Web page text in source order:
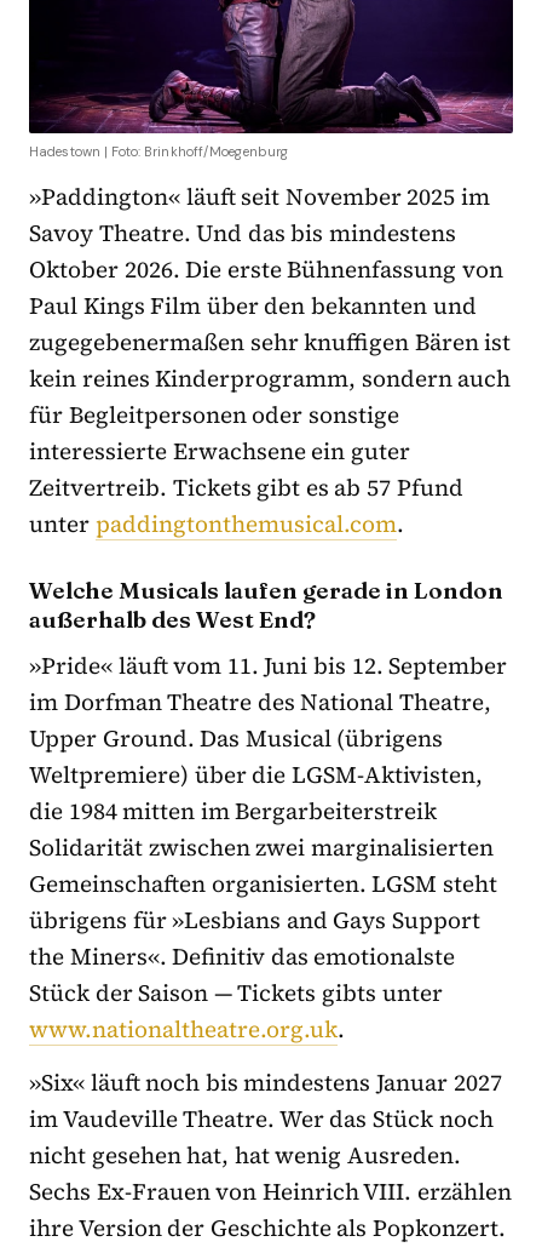
Hadestown | Foto: Brinkhoff/Moegenburg
»Paddington« läuft seit November 2025 im
Savoy Theatre. Und das bis mindestens
Oktober 2026. Die erste Bühnenfassung von
Paul Kings Film über den bekannten und
zugegebenermaßen sehr knuffigen Bären ist
kein reines Kinderprogramm, sondern auch
für Begleitpersonen oder sonstige
interessierte Erwachsene ein guter
Zeitvertreib. Tickets gibt es ab 57 Pfund
unterpaddingtonthemusical.com.
Welche Musicals laufen gerade in London
außerhalb des West End?
»Pride« läuft vom 11. Juni bis 12. September
im Dorfman Theatre des National Theatre,
Upper Ground. Das Musical (übrigens
Weltpremiere) über die LGSM-Aktivisten,
die 1984 mitten im Bergarbeiterstreik
Solidarität zwischen zwei marginalisierten
Gemeinschaften organisierten. LGSM steht
übrigens für »Lesbians and Gays Support
the Miners«. Definitiv das emotionalste
Stück der Saison — Tickets gibts unter
www.nationaltheatre.org.uk.
»Six« läuft noch bis mindestens Januar 2027
im Vaudeville Theatre. Wer das Stück noch
nicht gesehen hat, hat wenig Ausreden.
Sechs Ex-Frauen von Heinrich VIII. erzählen
ihre Version der Geschichte als Popkonzert.